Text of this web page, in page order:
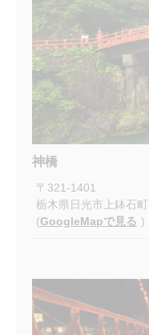
神橋
〒 321-1401
栃木県日光市上鉢石町
(GoogleMapで見る )